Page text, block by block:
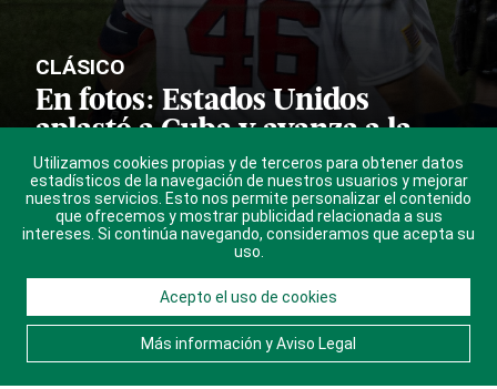
CLÁSICO
En fotos: Estados Unidos
aplastó a Cuba y avanza a la
final del Clásico Mundial de
Béisbol
Un ataque despiadado encabezado por
Trea Turner le dio el triunfo a Estados
Unidos sobre Cuba, en un juego cargado de
mensajes políticos
Utilizamos cookies propias y de terceros para obtener datos
estadísticos de la navegación de nuestros usuarios y mejorar
nuestros servicios. Esto nos permite personalizar el contenido
que ofrecemos y mostrar publicidad relacionada a sus
intereses. Si continúa navegando, consideramos que acepta su
uso.
Acepto el uso de cookies
Más información y Aviso Legal